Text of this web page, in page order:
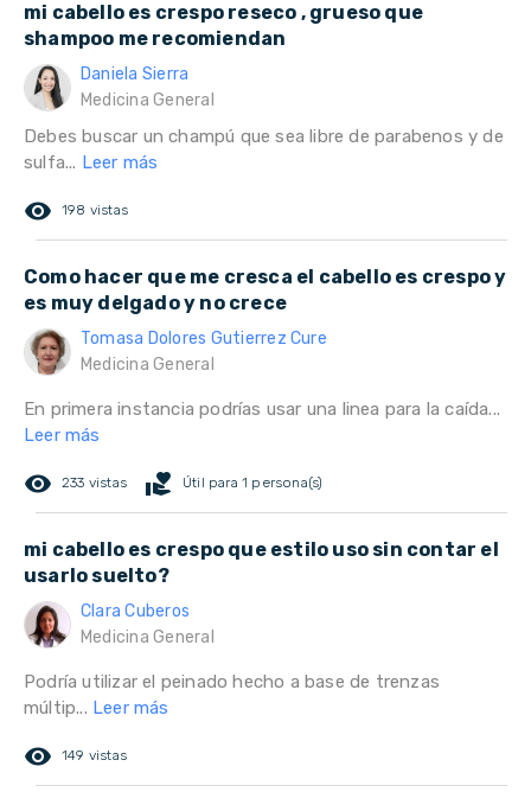
mi cabello es crespo reseco , grueso que
shampoo me recomiendan
Daniela Sierra
Medicina General
Debes buscar un champú que sea libre de parabenos y de
sulfa... Leer más
remove_red_eye 198 vistas
Como hacer que me cresca el cabello es crespo y
es muy delgado y no crece
Tomasa Dolores Gutierrez Cure
Medicina General
En primera instancia podrías usar una linea para la caída...
Leer más
remove_red_eye 233 vistas volunteer_activism Útil para 1 persona(s)
mi cabello es crespo que estilo uso sin contar el
usarlo suelto?
Clara Cuberos
Medicina General
Podría utilizar el peinado hecho a base de trenzas
múltip... Leer más
remove_red_eye 149 vistas